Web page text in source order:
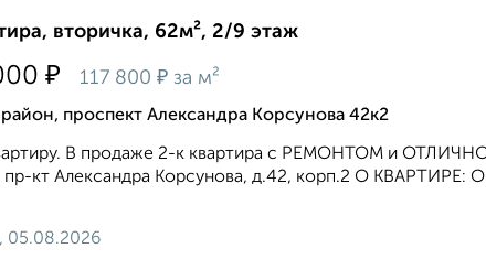
вторичка, 62м², 2/9 этаж
₽ 117 800 ₽ за м²
проспект Александра Корсунова 42к2
В продаже 2-к квартира с РЕМОНТОМ и
кт Александра Корсунова, д.42, корп.2 O KBAPТИРE:
05.08.2026